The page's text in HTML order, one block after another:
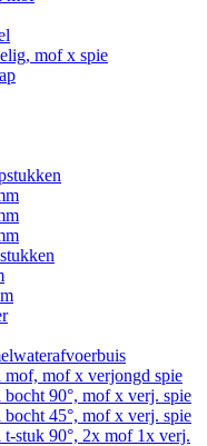
mof x spie
mof, mof x verjongd spie
bocht 90°, mof x verj. spie
bocht 45°, mof x verj. spie
t-stuk 90°, 2x mof 1x verj.